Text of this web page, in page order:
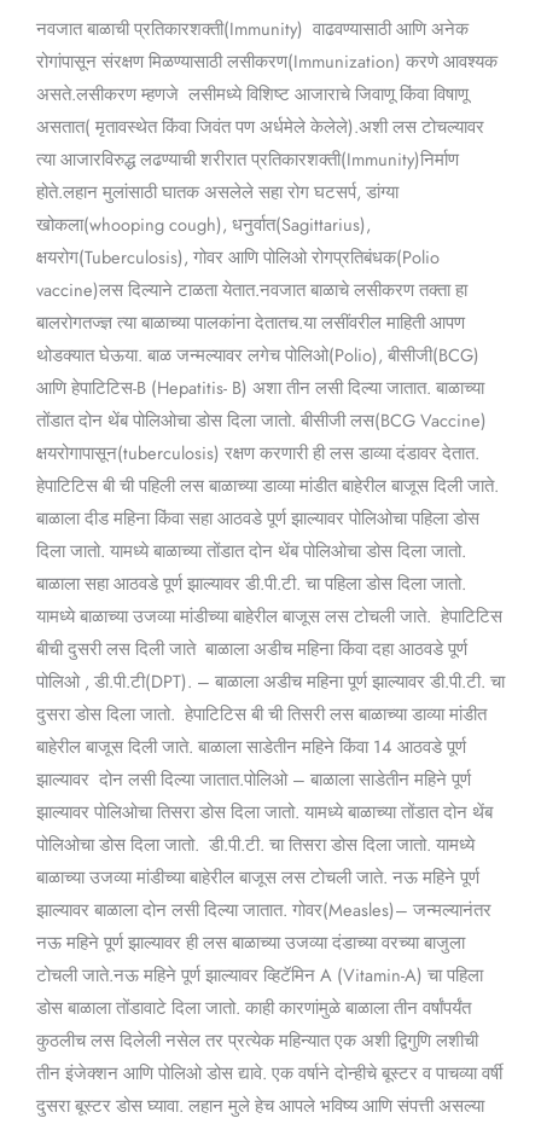
नवजात बाळाची प्रतिकारशक्ती(Immunity) वाढवण्यासाठी आणि अनेक
रोगांपासून संरक्षण मिळण्यासाठी लसीकरण(Immunization) करणे आवश्यक
असते.लसीकरण म्हणजे लसीमध्ये विशिष्ट आजाराचे जिवाणू किंवा विषाणू
असतात( मृतावस्थेत किंवा जिवंत पण अर्धमेले केलेले).अशी लस टोचल्यावर
त्या आजारविरुद्ध लढण्याची शरीरात प्रतिकारशक्ती(Immunity)निर्माण
होते.लहान मुलांसाठी घातक असलेले सहा रोग घटसर्प, डांग्या
खोकला(whooping cough), धनुर्वात(Sagittarius),
क्षयरोग(Tuberculosis), गोवर आणि पोलिओ रोगप्रतिबंधक(Polio
vaccine)लस दिल्याने टाळता येतात.नवजात बाळाचे लसीकरण तक्ता हा
बालरोगतज्ज्ञ त्या बाळाच्या पालकांना देतातच.या लसींवरील माहिती आपण
थोडक्यात घेऊया. बाळ जन्मल्यावर लगेच पोलिओ(Polio), बीसीजी(BCG)
आणि हेपाटिटिस-B (Hepatitis- B) अशा तीन लसी दिल्या जातात. बाळाच्या
तोंडात दोन थेंब पोलिओचा डोस दिला जातो. बीसीजी लस(BCG Vaccine)
क्षयरोगापासून(tuberculosis) रक्षण करणारी ही लस डाव्या दंडावर देतात.
हेपाटिटिस बी ची पहिली लस बाळाच्या डाव्या मांडीत बाहेरील बाजूस दिली जाते.
बाळाला दीड महिना किंवा सहा आठवडे पूर्ण झाल्यावर पोलिओचा पहिला डोस
दिला जातो. यामध्ये बाळाच्या तोंडात दोन थेंब पोलिओचा डोस दिला जातो.
बाळाला सहा आठवडे पूर्ण झाल्यावर डी.पी.टी. चा पहिला डोस दिला जातो.
यामध्ये बाळाच्या उजव्या मांडीच्या बाहेरील बाजूस लस टोचली जाते. हेपाटिटिस
बीची दुसरी लस दिली जाते बाळाला अडीच महिना किंवा दहा आठवडे पूर्ण
पोलिओ , डी.पी.टी(DPT). – बाळाला अडीच महिना पूर्ण झाल्यावर डी.पी.टी. चा
दुसरा डोस दिला जातो. हेपाटिटिस बी ची तिसरी लस बाळाच्या डाव्या मांडीत
बाहेरील बाजूस दिली जाते. बाळाला साडेतीन महिने किंवा 14 आठवडे पूर्ण
झाल्यावर दोन लसी दिल्या जातात.पोलिओ – बाळाला साडेतीन महिने पूर्ण
झाल्यावर पोलिओचा तिसरा डोस दिला जातो. यामध्ये बाळाच्या तोंडात दोन थेंब
पोलिओचा डोस दिला जातो. डी.पी.टी. चा तिसरा डोस दिला जातो. यामध्ये
बाळाच्या उजव्या मांडीच्या बाहेरील बाजूस लस टोचली जाते. नऊ महिने पूर्ण
झाल्यावर बाळाला दोन लसी दिल्या जातात. गोवर(Measles)– जन्मल्यानंतर
नऊ महिने पूर्ण झाल्यावर ही लस बाळाच्या उजव्या दंडाच्या वरच्या बाजुला
टोचली जाते.नऊ महिने पूर्ण झाल्यावर व्हिटॅमिन A (Vitamin-A) चा पहिला
डोस बाळाला तोंडावाटे दिला जातो. काही कारणांमुळे बाळाला तीन वर्षांपर्यंत
कुठलीच लस दिलेली नसेल तर प्रत्येक महिन्यात एक अशी द्विगुणि लशीची
तीन इंजेक्शन आणि पोलिओ डोस द्यावे. एक वर्षाने दोन्हीचे बूस्टर व पाचव्या वर्षी
दुसरा बूस्टर डोस घ्यावा. लहान मुले हेच आपले भविष्य आणि संपत्ती असल्या
Marathi)